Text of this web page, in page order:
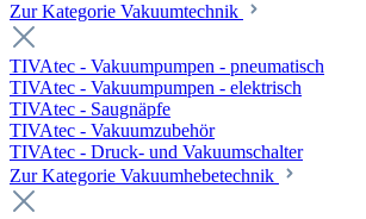
Zur Kategorie Vakuumtechnik
TIVAtec - Vakuumpumpen - pneumatisch
TIVAtec - Vakuumpumpen - elektrisch
TIVAtec - Saugnäpfe
TIVAtec - Vakuumzubehör
TIVAtec - Druck- und Vakuumschalter
Zur Kategorie Vakuumhebetechnik